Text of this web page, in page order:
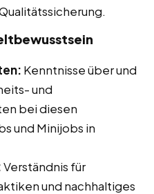
Kenntnisse über und
und
bei diesen
und Minijobs in
Verständnis für
und nachhaltiges